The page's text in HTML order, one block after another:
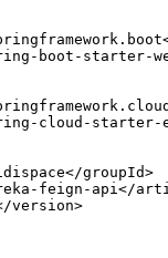
boot-starter-
cloud-starter-
</groupId>
feign-api </
version>